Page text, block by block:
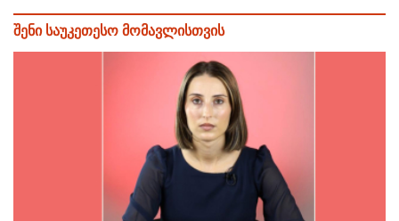
შენი საუკეთესო მომავლისთვის